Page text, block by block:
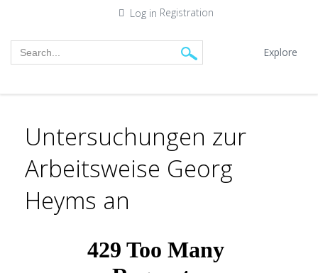
Log in Registration
Explore
Untersuchungen zur
Arbeitsweise Georg
Heyms an